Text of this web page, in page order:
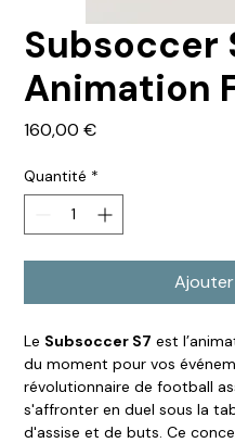
Subsoccer
Animation
160,00 €Prix
Quantité *
Le Subsoccer S7 est
du moment pour vos
révolutionnaire de football
s'affronter en duel sous la
d'assise et de buts. Ce